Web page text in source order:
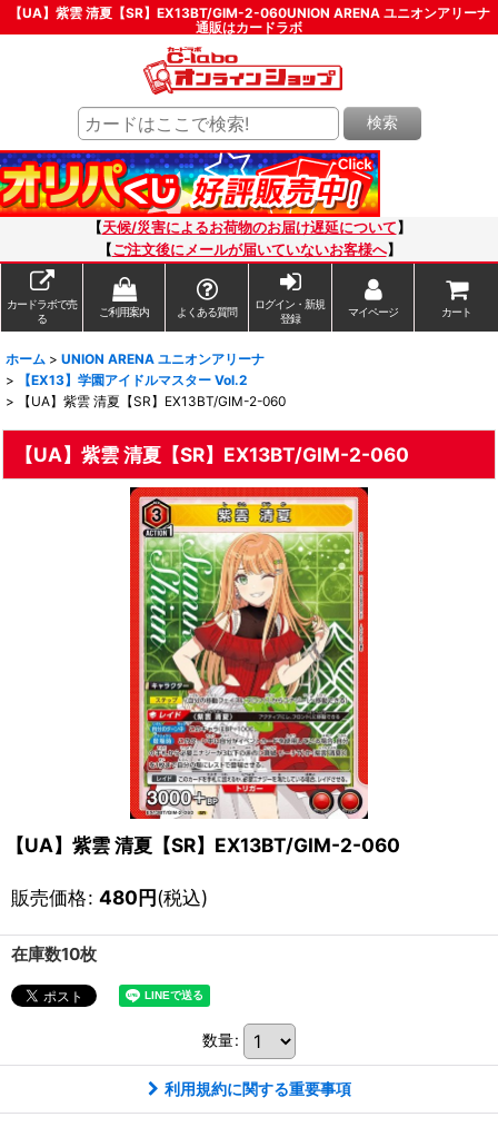
【UA】紫雲 清夏【SR】EX13BT/GIM-2-060UNION ARENA ユニオンアリーナ
通販はカードラボ
検索
【天候/災害によるお荷物のお届け遅延について 】
【ご注文後にメールが届いていないお客様へ】
カードラボで売
る
ご利用案内 よくある質問
ログイン・新規
登録
マイページ カート
ホーム > UNION ARENA ユニオンアリーナ
>
【EX13】学園アイドルマスター Vol.2
>
【UA】紫雲 清夏【SR】EX13BT/GIM-2-060
【UA】紫雲 清夏【SR】EX13BT/GIM-2-060
【UA】紫雲 清夏【SR】EX13BT/GIM-2-060
販売価格: 480円(税込)
在庫数10枚
数量:
利用規約に関する重要事項